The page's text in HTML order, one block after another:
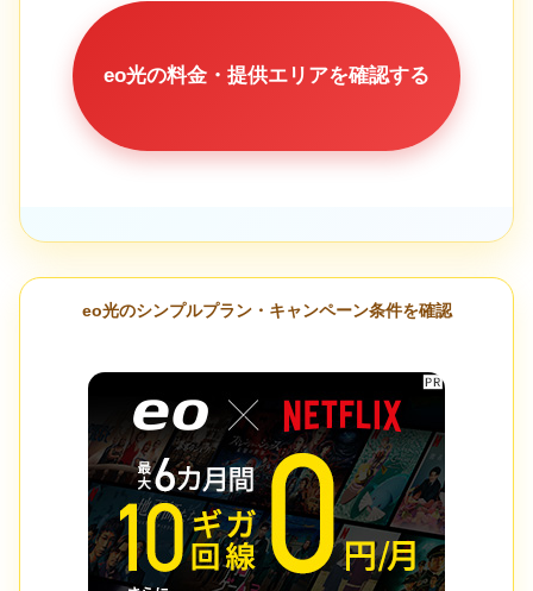
eo光の料金・提供エリアを確認する
eo光のシンプルプラン・キャンペーン条件を確認